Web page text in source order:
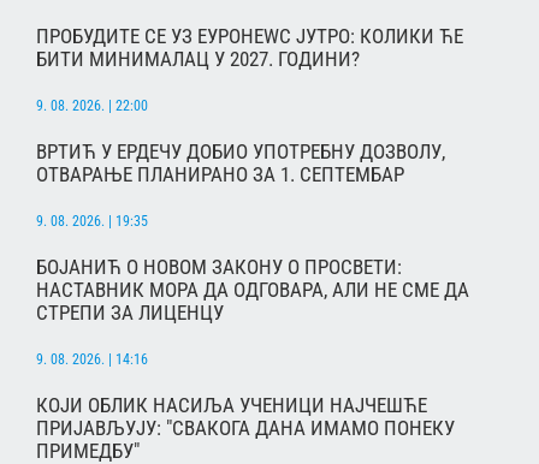
ПРОБУДИТЕ СЕ УЗ ЕУРОНЕWС ЈУТРО: КОЛИКИ ЋЕ
БИТИ МИНИМАЛАЦ У 2027. ГОДИНИ?
9. 08. 2026. | 22:00
ВРТИЋ У ЕРДЕЧУ ДОБИО УПОТРЕБНУ ДОЗВОЛУ,
ОТВАРАЊЕ ПЛАНИРАНО ЗА 1. СЕПТЕМБАР
9. 08. 2026. | 19:35
БОЈАНИЋ О НОВОМ ЗАКОНУ О ПРОСВЕТИ:
НАСТАВНИК МОРА ДА ОДГОВАРА, АЛИ НЕ СМЕ ДА
СТРЕПИ ЗА ЛИЦЕНЦУ
9. 08. 2026. | 14:16
КОЈИ ОБЛИК НАСИЉА УЧЕНИЦИ НАЈЧЕШЋЕ
ПРИЈАВЉУЈУ: "СВАКОГА ДАНА ИМАМО ПОНЕКУ
ПРИМЕДБУ"